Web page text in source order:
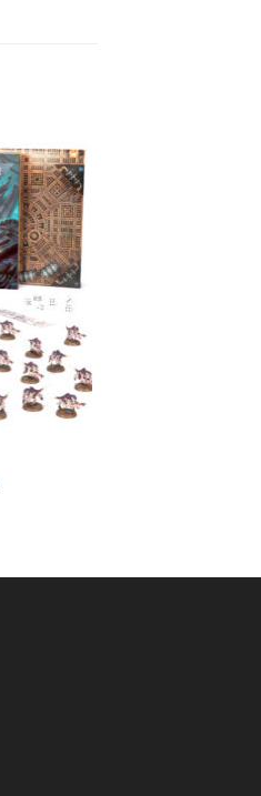
Aggiungi
alla lista
dei
desideri